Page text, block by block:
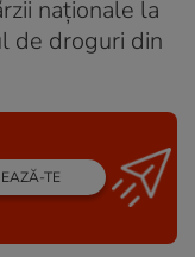
naționale la
de droguri din
TE